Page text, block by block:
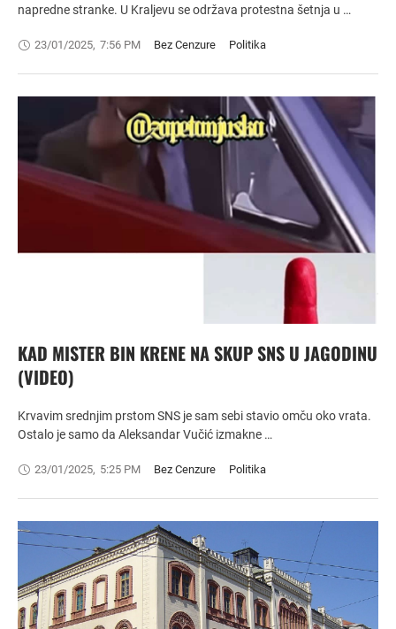
napredne stranke. U Kraljevu se održava protestna šetnja u …
23/01/2025, 7:56 PM Bez Cenzure Politika
KAD MISTER BIN KRENE NA SKUP SNS U JAGODINU
(VIDEO)
Krvavim srednjim prstom SNS je sam sebi stavio omču oko vrata.
Ostalo je samo da Aleksandar Vučić izmakne …
23/01/2025, 5:25 PM Bez Cenzure Politika